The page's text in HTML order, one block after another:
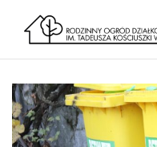
treści